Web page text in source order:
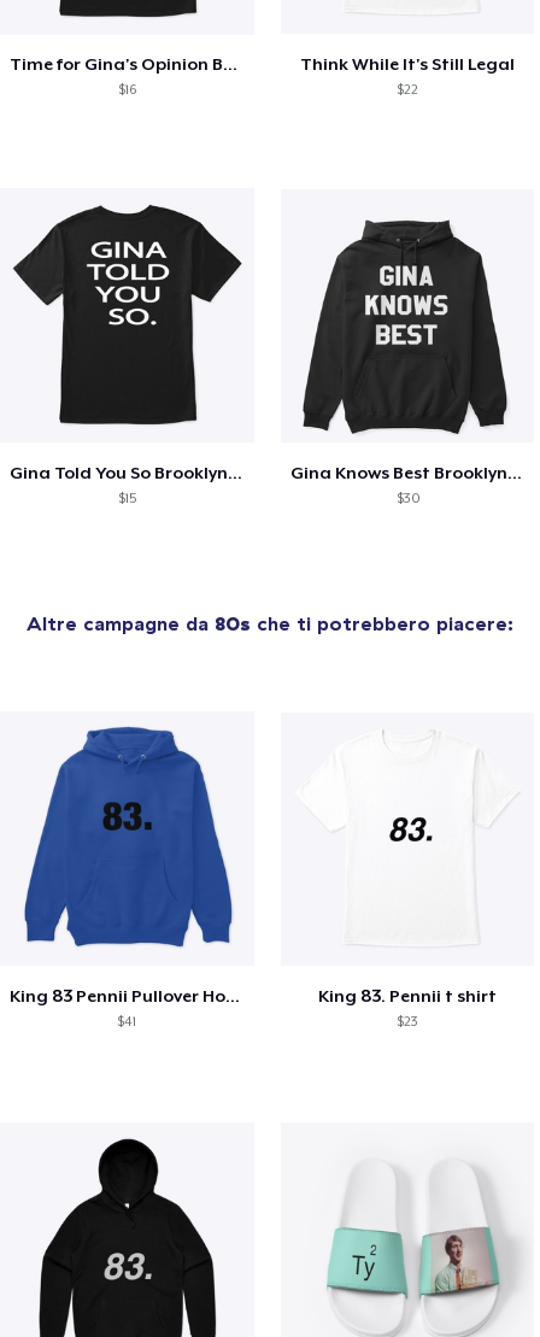
Time for Gina's Opinion Brooklyn 99 Tee
$16
Think While It's Still Legal
$22
Gina Told You So Brooklyn 99 Print Back
$15
Gina Knows Best Brooklyn 99 Hoodie
$30
Altre campagne da 80s che ti potrebbero piacere:
King 83 Pennii Pullover Hoodie
$41
King 83. Pennii t shirt
$23